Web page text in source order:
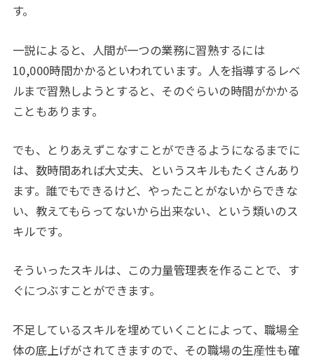
す。
一説によると、人間が一つの業務に習熟するには
10,000時間かかるといわれています。人を指導するレベ
ルまで習熟しようとすると、そのぐらいの時間がかかる
こともあります。
でも、とりあえずこなすことができるようになるまでに
は、数時間あれば大丈夫、というスキルもたくさんあり
ます。誰でもできるけど、やったことがないからできな
い、教えてもらってないから出来ない、という類いのス
キルです。
そういったスキルは、この力量管理表を作ることで、す
ぐにつぶすことができます。
不足しているスキルを埋めていくことによって、職場全
体の底上げがされてきますので、その職場の生産性も確